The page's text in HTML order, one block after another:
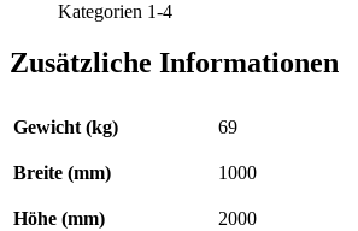
Kategorien 1-4
Zusätzliche Informationen
Gewicht (kg) 69
Breite (mm) 1000
Höhe (mm) 2000